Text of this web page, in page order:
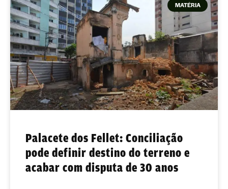
MATÉRIA
Palacete dos Fellet: Conciliação
pode definir destino do terreno e
acabar com disputa de 30 anos